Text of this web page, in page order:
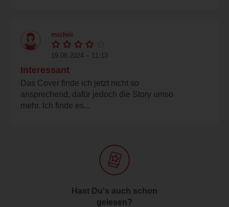
michiii
19.08.2024 – 11:13
Interessant
Das Cover finde ich jetzt nicht so
ansprechend, dafür jedoch die Story umso
mehr. Ich finde es...
Hast Du's auch schon
gelesen?